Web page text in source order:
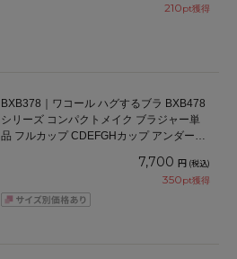
210pt獲得
BXB378｜ワコール ハグするブラ BXB478
シリーズ コンパクトメイク ブラジャー単
品 フルカップ CDEFGHカップ アンダー
7,700 円 (税込)
350pt獲得